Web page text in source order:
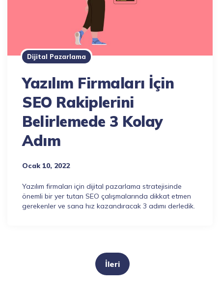
Dijital Pazarlama
Yazılım Firmaları İçin
SEO Rakiplerini
Belirlemede 3 Kolay
Adım
Ocak 10, 2022
Yazılım firmaları için dijital pazarlama stratejisinde
önemli bir yer tutan SEO çalışmalarında dikkat etmen
gerekenler ve sana hız kazandıracak 3 adımı derledik.
İleri